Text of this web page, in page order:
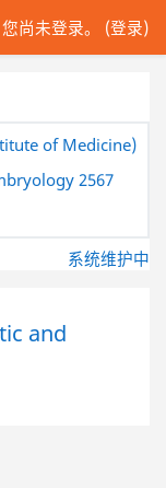
您尚未登录。 (登录)
of Medicine)
2567
系统维护中
and